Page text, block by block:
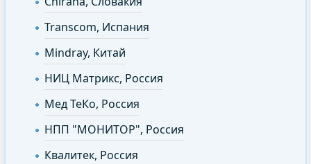
Transcom, Испания
Mindray, Китай
НИЦ Матрикс, Россия
Мед ТеКо, Россия
НПП "МОНИТОР", Россия
Квалитек, Россия